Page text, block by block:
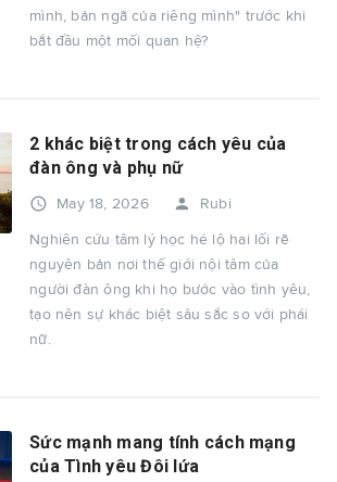
mình, bản ngã của riêng mình" trước khi
bắt đầu một mối quan hệ?
2 khác biệt trong cách yêu của
đàn ông và phụ nữ
access_time May 18, 2026 person Rubi
Nghiên cứu tâm lý học hé lộ hai lối rẽ
nguyên bản nơi thế giới nội tâm của
người đàn ông khi họ bước vào tình yêu,
tạo nên sự khác biệt sâu sắc so với phái
nữ.
Sức mạnh mang tính cách mạng
của Tình yêu Đôi lứa